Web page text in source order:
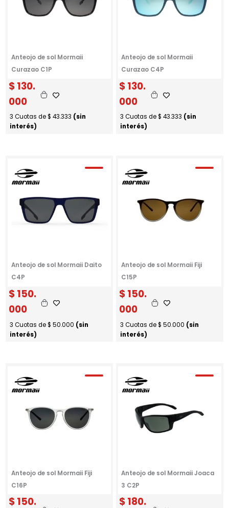
Anteojo de sol Mormaii
Curazao C1P
$130.
000
3 Cuotas de $ 43.333 (sin
interés)
Anteojo de sol Mormaii
Curazao C4P
$130.
000
3 Cuotas de $ 43.333 (sin
interés)
Anteojo de sol Mormaii Daito
C4P
$150.
000
3 Cuotas de $ 50.000 (sin
interés)
Anteojo de sol Mormaii Fiji
C15P
$150.
000
3 Cuotas de $ 50.000 (sin
interés)
Anteojo de sol Mormaii Fiji
C16P
$150.
Anteojo de sol Mormaii Joaca
3 C2P
$180.